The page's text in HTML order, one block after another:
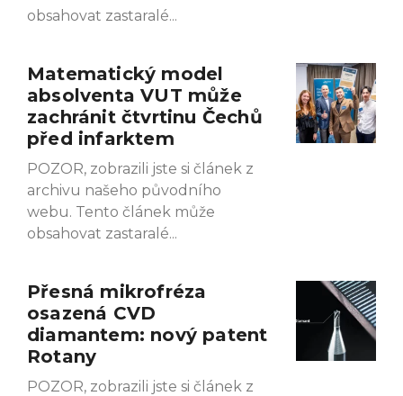
obsahovat zastaralé
Matematický model
absolventa VUT může
zachránit čtvrtinu Čechů
před infarktem
POZOR, zobrazili jste si článek z
archivu našeho původního
webu. Tento článek může
obsahovat zastaralé
Přesná mikrofréza
osazená CVD
diamantem: nový patent
Rotany
POZOR, zobrazili jste si článek z